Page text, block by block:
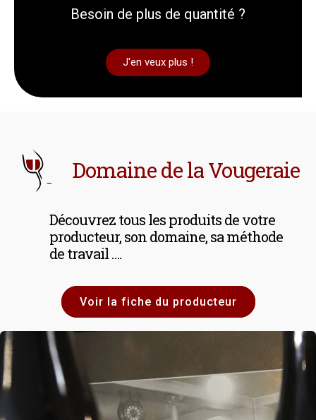
Besoin de plus de quantité ?
J'en veux plus !
Domaine de la Vougeraie
Découvrez tous les produits de votre
producteur, son domaine, sa méthode
de travail ….